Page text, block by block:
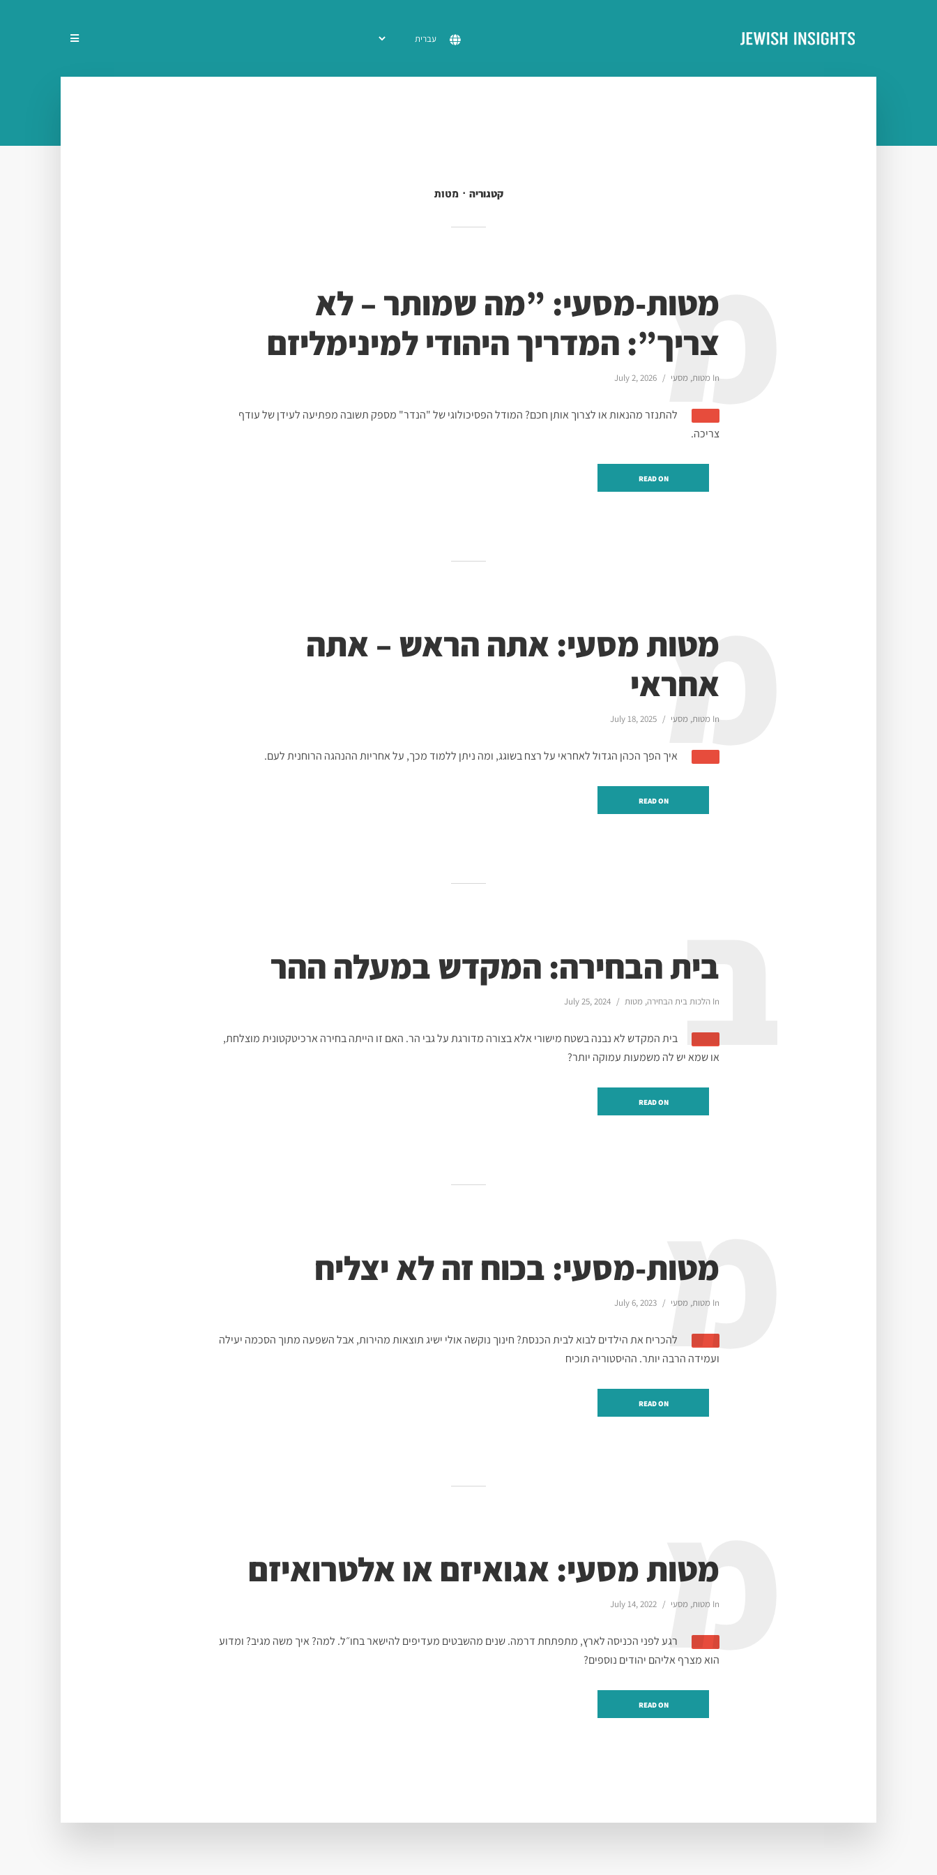
קטגוריה מטות
מטות-מסעי: ”מה שמותר – לא
צריך”: המדריך היהודי למינימליזם
In מטות, מסעי July 2, 2026 מלהתנזר מהנאות או לצרוך אותן חכם? המודל הפסיכולוגי של "הנדר" מספק תשובה מפתיעה לעידן של עודף
צריכה.
READ ON
מטות מסעי: אתה הראש – אתה
אחראי
In מטות, מסעי July 18, 2025 מאיך הפך הכהן הגדול לאחראי על רצח בשוגג, ומה ניתן ללמוד מכך, על אחריות ההנהגה הרוחנית לעם.
READ ON
בית הבחירה: המקדש במעלה ההר
In הלכות בית הבחירה, מטות July 25, 2024 ב בית המקדש לא נבנה בשטח מישורי אלא בצורה מדורגת על גבי הר. האם זו הייתה בחירה ארכיטקטונית מוצלחת,
או שמא יש לה משמעות עמוקה יותר?
READ ON
מטות-מסעי: בכוח זה לא יצליח
In מטות, מסעי July 6, 2023 מלהכריח את הילדים לבוא לבית הכנסת? חינוך נוקשה אולי ישיג תוצאות מהירות, אבל השפעה מתוך הסכמה יעילה
ועמידה הרבה יותר. ההיסטוריה תוכיח
READ ON
מטות מסעי: אגואיזם או אלטרואיזם
In מטות, מסעי July 14, 2022 מרגע לפני הכניסה לארץ, מתפתחת דרמה. שנים מהשבטים מעדיפים להישאר בחו״ל. למה? איך משה מגיב? ומדוע
הוא מצרף אליהם יהודים נוספים?
READ ON